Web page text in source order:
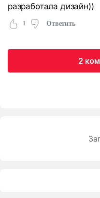
разработала дизайн))
1 Ответить
2